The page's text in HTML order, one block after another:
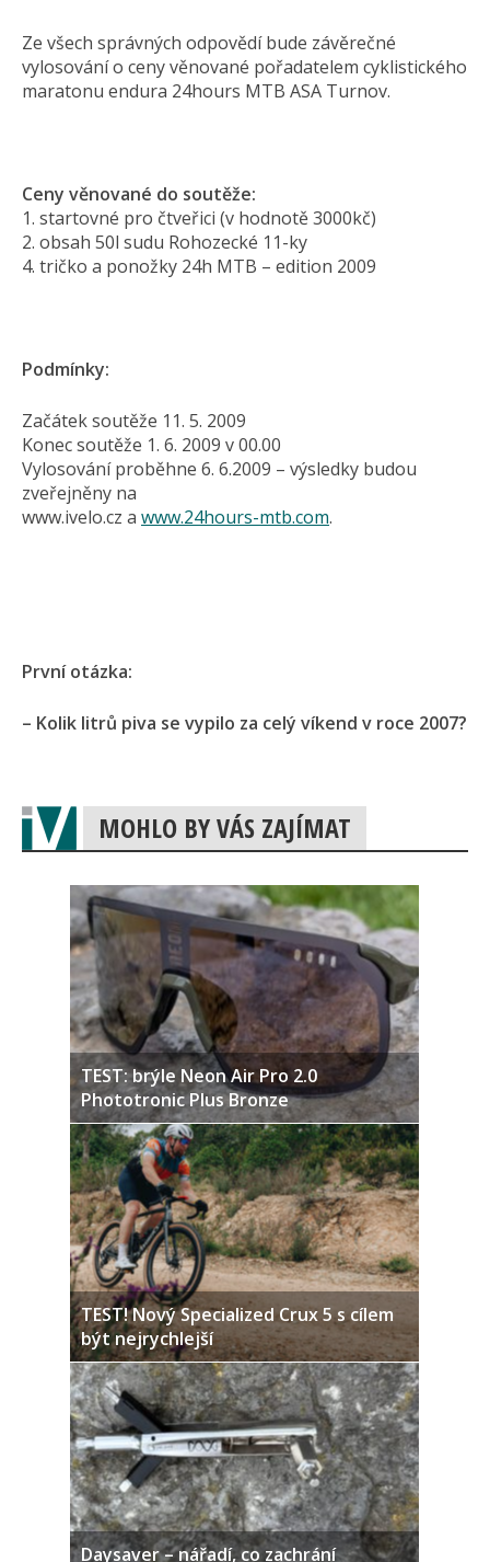
Ze všech správných odpovědí bude závěrečné
vylosování o ceny věnované pořadatelem cyklistického
maratonu endura 24hours MTB ASA Turnov.
Ceny věnované do soutěže:
1. startovné pro čtveřici (v hodnotě 3000kč)
2. obsah 50l sudu Rohozecké 11-ky
4. tričko a ponožky 24h MTB – edition 2009
Podmínky:
Začátek soutěže 11. 5. 2009
Konec soutěže 1. 6. 2009 v 00.00
Vylosování proběhne 6. 6.2009 – výsledky budou
zveřejněny na
www.ivelo.cz a www.24hours-mtb.com.
První otázka:
– Kolik litrů piva se vypilo za celý víkend v roce 2007?
MOHLO BY VÁS ZAJÍMAT
TEST: brýle Neon Air Pro 2.0
Phototronic Plus Bronze
TEST! Nový Specialized Crux 5 s cílem
být nejrychlejší
Daysaver – nářadí, co zachrání